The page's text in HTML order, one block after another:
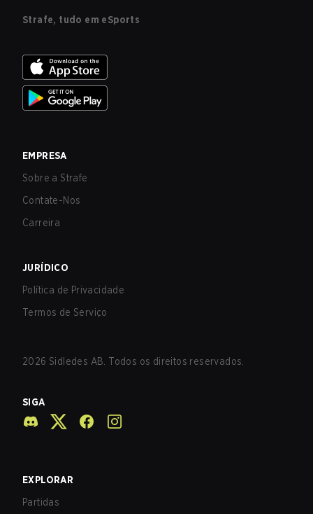
Strafe, tudo em eSports
EMPRESA
Sobre a Strafe
Contate-Nos
Carreira
JURÍDICO
Política de Privacidade
Termos de Serviço
2026 Sidledes AB. Todos os direitos reservados.
SIGA
EXPLORAR
Partidas